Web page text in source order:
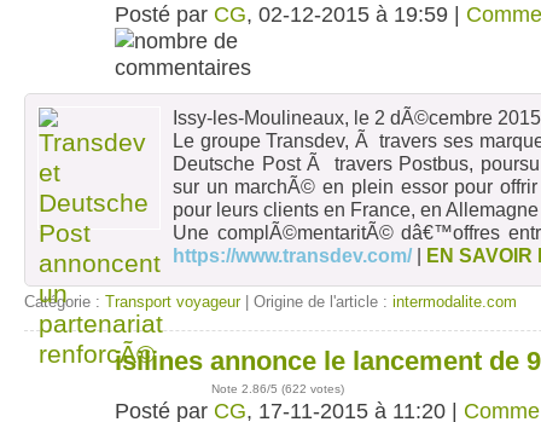
Posté par CG, 02-12-2015 à 19:59 |
Issy-les-Moulineaux, le 2 dÃ©cembre
Le groupe Transdev, Ã travers ses
Deutsche Post Ã travers Postbus,
sur un marchÃ© en plein essor pour
pour leurs clients en France, en
Une complÃ©mentaritÃ© dâ€™offres
https://www.transdev.com/| EN SAVOIR
Catégorie : Transport voyageur| Origine de l'article : intermodalite.com
17 isilines annonce le lancement de
Note 2.86/5 (622 votes)
Posté par CG, 17-11-2015 à 11:20 |